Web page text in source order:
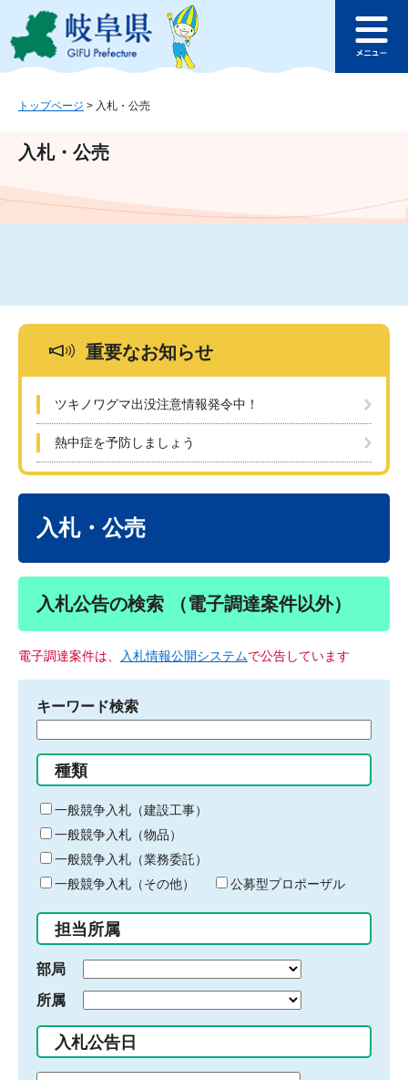
ジ
ュ
文
このページの本文へ
ュ
トップページ > 入札・公売
入札・公売
重要なお知らせ
ツキノワグマ出没注意情報発令中！
熱中症を予防しましょう
入札・公売
入札公告の検索 （電子調達案件以外）
電子調達案件は、 入札情報公開システムで公告しています
キーワード検索
る
キ
ー
ワ
ー
ド
入
力
種類
一般競争入札（建設工事）
一般競争入札（物品）
一般競争入札（業務委託）
一般競争入札（その他）
公募型プロポーザル
担当所属
部局
所属
入札公告日